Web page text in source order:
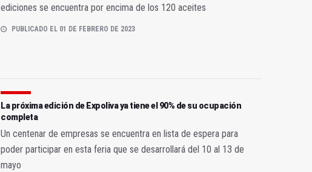
ediciones se encuentra por encima de los 120 aceites
PUBLICADO EL 01 DE FEBRERO DE 2023
La próxima edición de Expoliva ya tiene el 90% de su ocupación
completa
Un centenar de empresas se encuentra en lista de espera para
poder participar en esta feria que se desarrollará del 10 al 13 de
mayo